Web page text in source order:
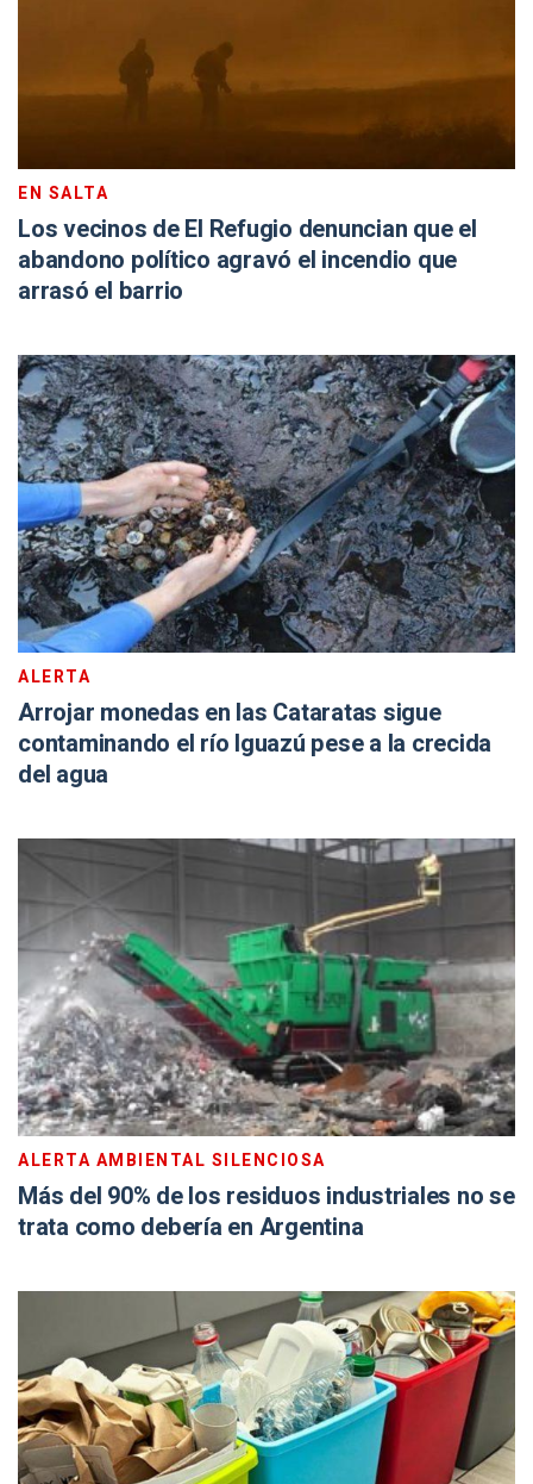
EN SALTA
Los vecinos de El Refugio denuncian que el
abandono político agravó el incendio que
arrasó el barrio
ALERTA
Arrojar monedas en las Cataratas sigue
contaminando el río Iguazú pese a la crecida
del agua
ALERTA AMBIENTAL SILENCIOSA
Más del 90% de los residuos industriales no se
trata como debería en Argentina